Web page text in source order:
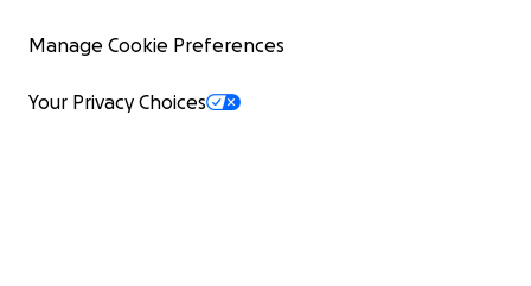
Manage Cookie Preferences
Your Privacy Choices